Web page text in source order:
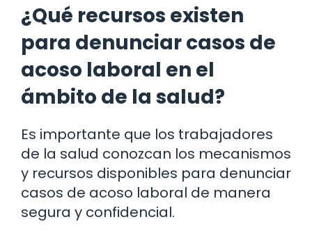
¿Qué recursos existen
para denunciar casos de
acoso laboral en el
ámbito de la salud?
Es importante que los trabajadores
de la salud conozcan los mecanismos
y recursos disponibles para denunciar
casos de acoso laboral de manera
segura y confidencial.